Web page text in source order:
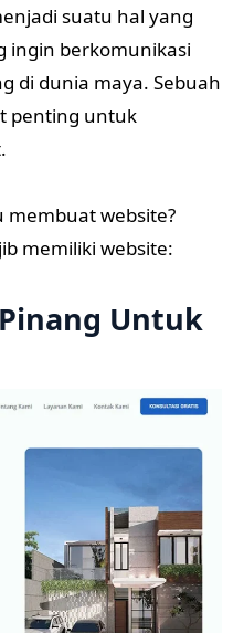
suatu hal yang
ingin berkomunikasi
di dunia maya. Sebuah
penting untuk
membuat website?
memiliki website:
Untuk